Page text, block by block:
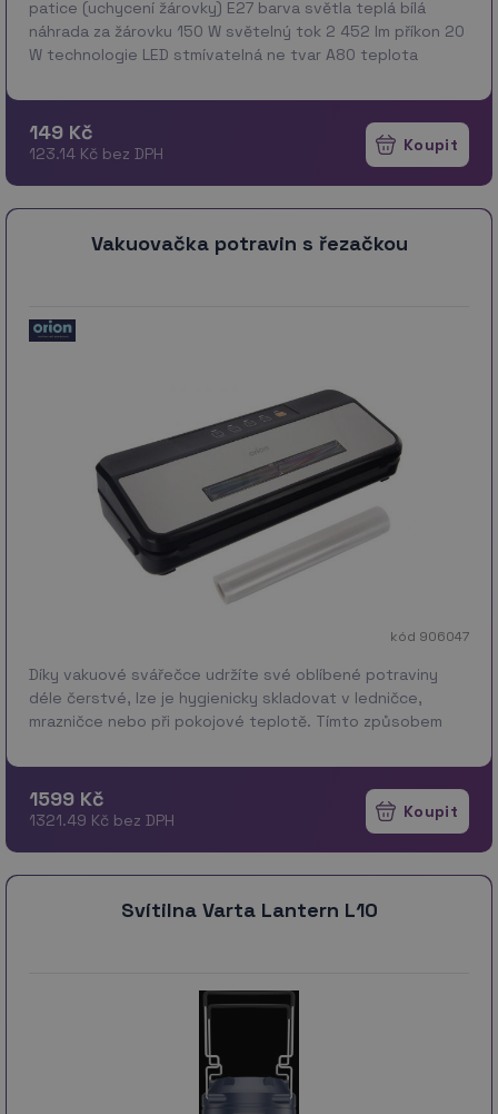
patice (uchycení žárovky) E27 barva světla teplá bílá
náhrada za žárovku 150 W světelný tok 2 452 lm příkon 20
W technologie LED stmívatelná ne tvar A80 teplota
149 Kč
123.14 Kč bez DPH
Vakuovačka potravin s řezačkou
kód 906047
Díky vakuové svářečce udržíte své oblíbené potraviny
déle čerstvé, lze je hygienicky skladovat v ledničce,
mrazničce nebo při pokojové teplotě. Tímto způsobem
1599 Kč
1321.49 Kč bez DPH
Svítilna Varta Lantern L10